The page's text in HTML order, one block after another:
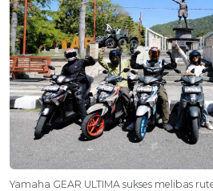
Yamaha GEAR ULTIMA sukses melibas